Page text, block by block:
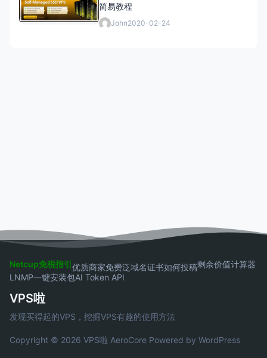
简易教程
John2020-02-24
Netcup免税指引优质商家免费泛域名证书如何投稿剩余价值计算器
LNMP一键安装包AI Token API
VPS啦
发现买得起的VPS，挖掘VPS有趣的使用方法
Copyright © 2026 VPS啦 AeroCore Powered by WordPress